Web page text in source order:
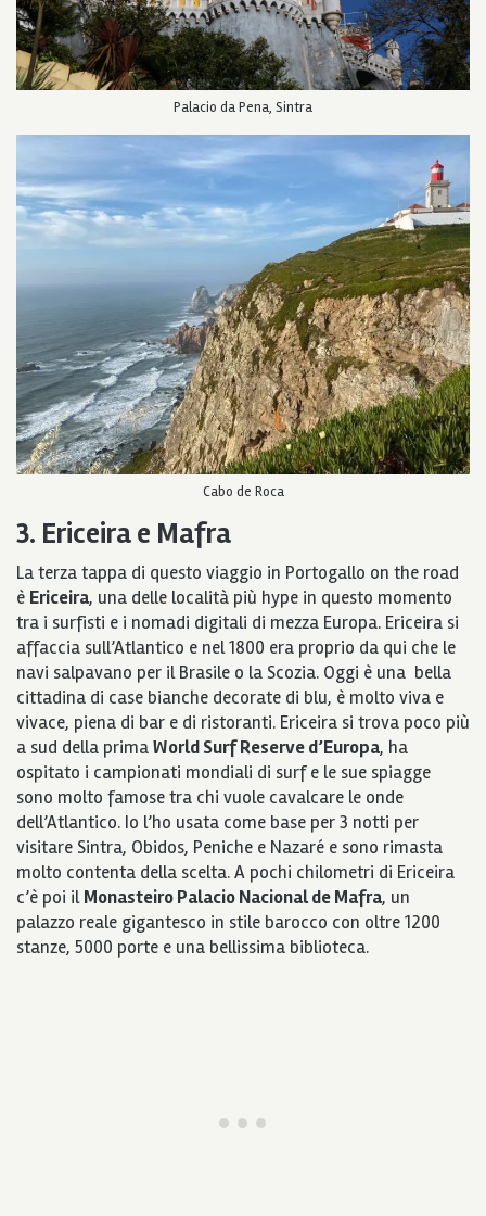
Palacio da Pena, Sintra
Cabo de Roca
3. Ericeira e Mafra
La terza tappa di questo viaggio in Portogallo on the road
è Ericeira, una delle località più hype in questo momento
tra i surfisti e i nomadi digitali di mezza Europa. Ericeira si
affaccia sull’Atlantico e nel 1800 era proprio da qui che le
navi salpavano per il Brasile o la Scozia. Oggi è una bella
cittadina di case bianche decorate di blu, è molto viva e
vivace, piena di bar e di ristoranti. Ericeira si trova poco più
a sud della primaWorld Surf Reserve d’Europa, ha
ospitato i campionati mondiali di surf e le sue spiagge
sono molto famose tra chi vuole cavalcare le onde
dell’Atlantico. Io l’ho usata come base per 3 notti per
visitare Sintra, Obidos, Peniche e Nazaré e sono rimasta
molto contenta della scelta. A pochi chilometri di Ericeira
c’è poi ilMonasteiro Palacio Nacional de Mafra, un
palazzo reale gigantesco in stile barocco con oltre 1200
stanze, 5000 porte e una bellissima biblioteca.